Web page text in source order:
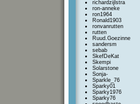
richardzijlstra
ron-anneke
ron1964
Ronald1903
ronvanrutten
rutten
Ruud.Goezinne
sandersm
sebab
SkefDeKat
Skempi
Solarstone
Sonja-
Sparkle_76
Sparky01
Sparky1976
Sparky76